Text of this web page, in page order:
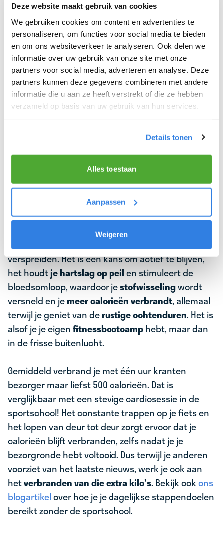
Deze website maakt gebruik van cookies
We gebruiken cookies om content en advertenties te
personaliseren, om functies voor social media te bieden
en om ons websiteverkeer te analyseren. Ook delen we
informatie over uw gebruik van onze site met onze
partners voor social media, adverteren en analyse. Deze
partners kunnen deze gegevens combineren met andere
informatie die u aan ze heeft verstrekt of die ze hebben
verzameld op basis van uw gebruik van hun services.
Details tonen
Alles toestaan
Aanpassen
Weigeren
WORK-OUT, FRISSE LUCHT ÉN GELD
VERDIENEN
Nu vraag je je misschien af: wat heeft dit alles te
? Nou, laten we eens
kijken naar deovereenkomsten. Kranten bezorgen
omvat zowel wandelen als fietsen, afhankelijk van
je bezorgmethode. Of je nu te voet bent of op de
Terwijl je bezig bent, realiseer je je al snel dat
kranten bezorgen meer is dan alleen maar nieuws
verspreiden. Het is een kans om actief te blijven,
het houdtje hartslag op peilen stimuleert de
bloedsomloop, waardoor jestofwisselingwordt
versneld en jemeer calorieën verbrandt, allemaal
terwijl je geniet van derustige ochtenduren. Het is
alsof je je eigenfitnessbootcamphebt, maar dan
in de frisse buitenlucht.
Gemiddeld verbrand je met één uur kranten
bezorger maar liefst 500 calorieën. Dat is
verglijkbaar met een stevige cardiosessie in de
sportschool! Het constante trappen op je fiets en
het lopen van deur tot deur zorgt ervoor dat je
calorieën blijft verbranden, zelfs nadat je je
bezorgronde hebt voltooid. Dus terwijl je anderen
voorziet van het laatste nieuws, werk je ook aan
hetverbranden van die extra kilo's. Bekijk ookons
blogartikelover hoe je je dagelijkse stappendoelen
bereikt zonder de sportschool.